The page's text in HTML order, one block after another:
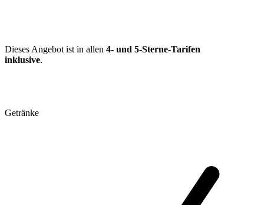
Dieses Angebot ist in allen 4- und 5-Sterne-Tarifen
inklusive.
Getränke